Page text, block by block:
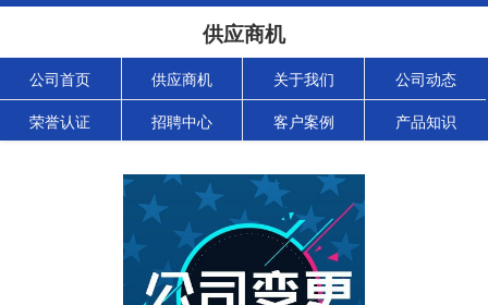
供应商机
公司首页 供应商机 关于我们 公司动态
荣誉认证 招聘中心 客户案例 产品知识